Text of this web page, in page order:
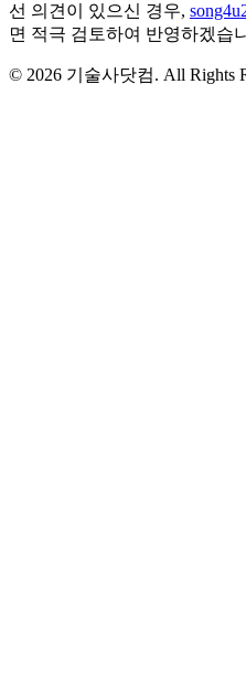
선 의견이 있으신 경우,
면 적극 검토하여 반영하겠습
© 2026 기술사닷컴. All Rights